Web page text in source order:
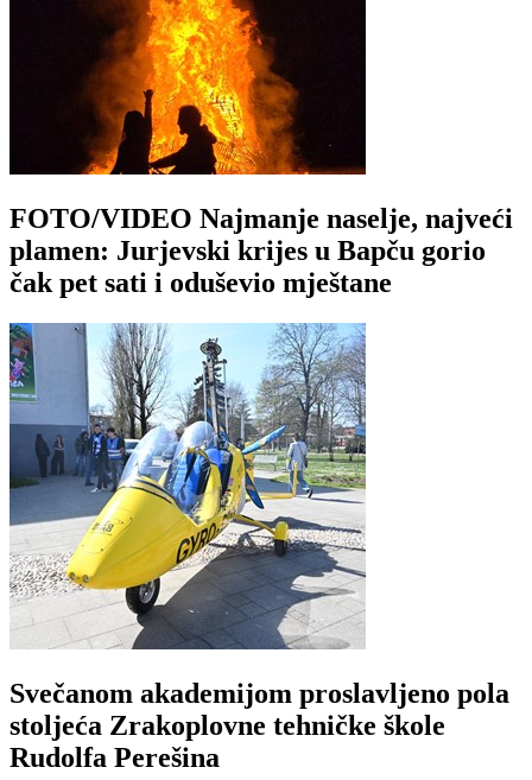
FOTO/VIDEO Najmanje naselje, najveći
plamen: Jurjevski krijes u Bapču gorio
čak pet sati i oduševio mještane
Svečanom akademijom proslavljeno pola
stoljeća Zrakoplovne tehničke škole
Rudolfa Perešina